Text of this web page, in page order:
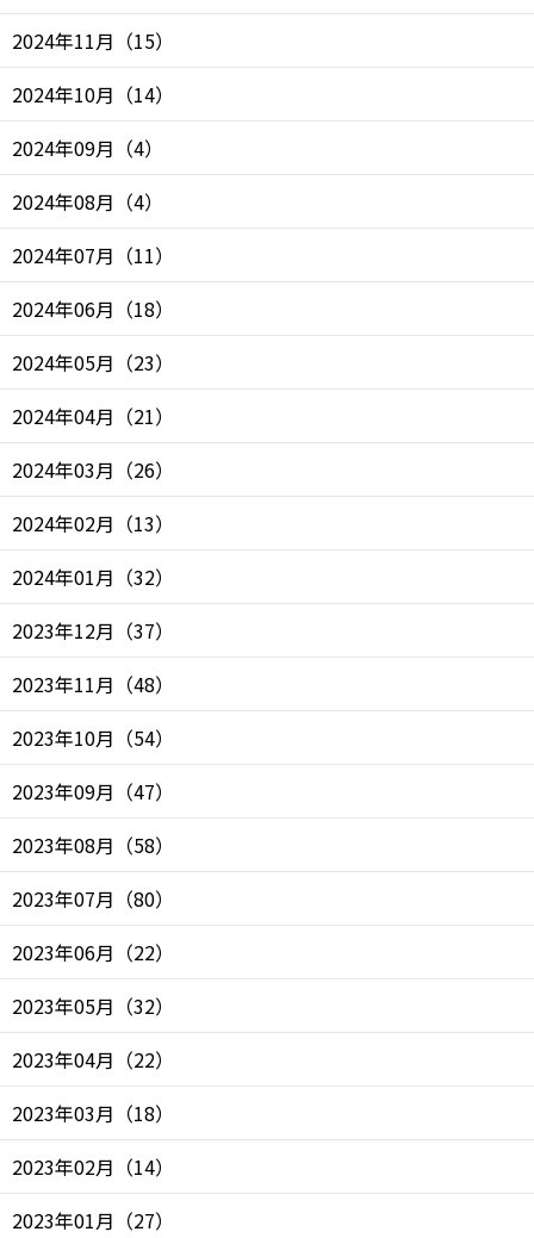
2024年11月 （15）
2024年10月 （14）
2024年09月 （4）
2024年08月 （4）
2024年07月 （11）
2024年06月 （18）
2024年05月 （23）
2024年04月 （21）
2024年03月 （26）
2024年02月 （13）
2024年01月 （32）
2023年12月 （37）
2023年11月 （48）
2023年10月 （54）
2023年09月 （47）
2023年08月 （58）
2023年07月 （80）
2023年06月 （22）
2023年05月 （32）
2023年04月 （22）
2023年03月 （18）
2023年02月 （14）
2023年01月 （27）